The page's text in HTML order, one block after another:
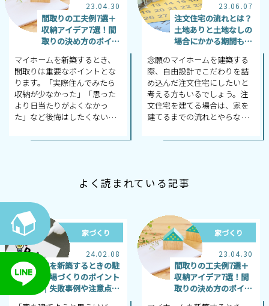
23.04.30
間取りの工夫例7選＋
収納アイデア7選！間
取りの決め方のポイン
マイホームを新築するとき、
間取りは重要なポイントとな
ります。「実際住んでみたら
収納が少なかった」「思った
より日当たりがよくなかっ
た」など後悔はしたくないも
にあたっての間取りの工夫に
23.06.07
注文住宅の流れとは？
土地ありと土地なしの
場合にかかる期間も解
念願のマイホームを建築する
際、自由設計でこだわりを詰
め込んだ注文住宅にしたいと
考える方もいるでしょう。注
文住宅を建てる場合は、家を
建てるまでの流れとやらなく
どれくらいの期間が必要にな
よく読まれている記事
家づくり
24.02.08
家を新築するときの駐
車場づくりのポイント
│失敗事例や注意点も
家づくり
23.04.30
間取りの工夫例7選＋
収納アイデア7選！間
取りの決め方のポイン